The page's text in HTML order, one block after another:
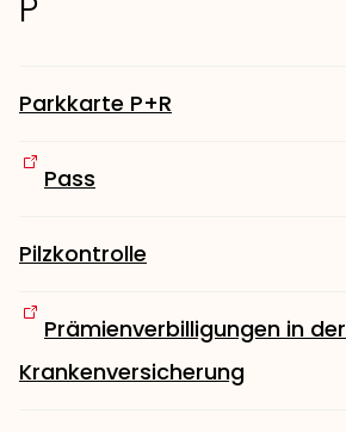
Parkkarte P+R
Pass
Pilzkontrolle
Prämienverbilligungen in der
Krankenversicherung